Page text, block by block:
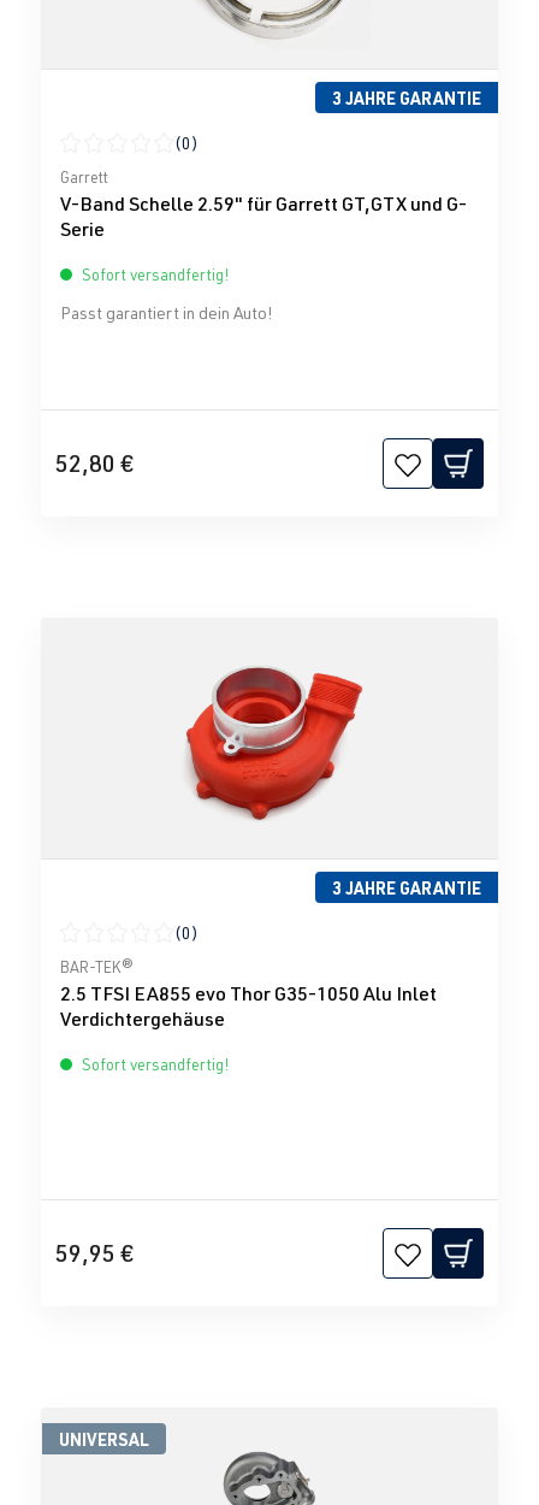
3 JAHRE GARANTIE
Durchschnittliche Bewertung von 0 von 5 Sternen
(0)
Garrett
V-Band Schelle 2.59" für Garrett GT,GTX und G-
Serie
Sofort versandfertig!
Passt garantiert in dein Auto!
52,80 €
3 JAHRE GARANTIE
Durchschnittliche Bewertung von 0 von 5 Sternen
(0)
BAR-TEK®
2.5 TFSI EA855 evo Thor G35-1050 Alu Inlet
Verdichtergehäuse
Sofort versandfertig!
59,95 €
UNIVERSAL